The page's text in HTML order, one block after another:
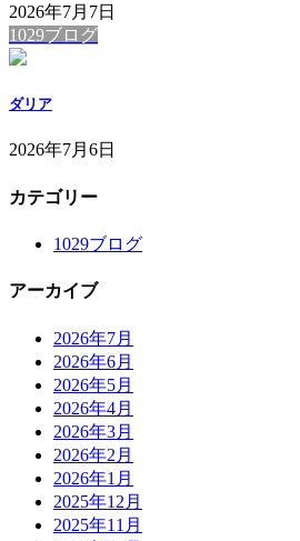
2026年7月7日
1029ブログ
ダリア
2026年7月6日
カテゴリー
1029ブログ
アーカイブ
2026年7月
2026年6月
2026年5月
2026年4月
2026年3月
2026年2月
2026年1月
2025年12月
2025年11月